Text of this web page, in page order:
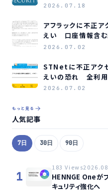
2026.07.18
アフラックに不正
えい 口座情報含
2026.07.02
STNetに不正アク
えいの恐れ 全利用
2026.07.02
もっと見る
人気記事
7日 30日 90日
1
183 Views
HENNGE Oneが
キュリティ強化へ